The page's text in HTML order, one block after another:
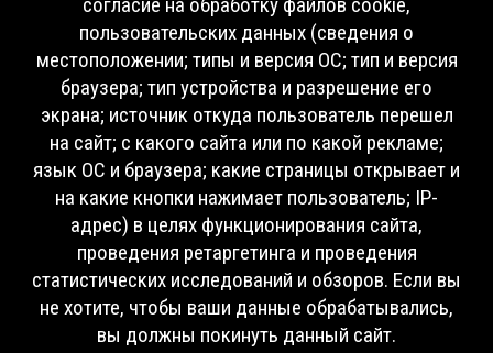
пользовательских данных (сведения о
местоположении; типы и версия ОС; тип и версия
браузера; тип устройства и разрешение его
экрана; источник откуда пользователь перешел
на сайт; с какого сайта или по какой рекламе;
язык ОС и браузера; какие страницы открывает и
на какие кнопки нажимает пользователь; IP-
адрес) в целях функционирования сайта,
проведения ретаргетинга и проведения
статистических исследований и обзоров. Если вы
не хотите, чтобы ваши данные обрабатывались,
вы должны покинуть данный сайт.